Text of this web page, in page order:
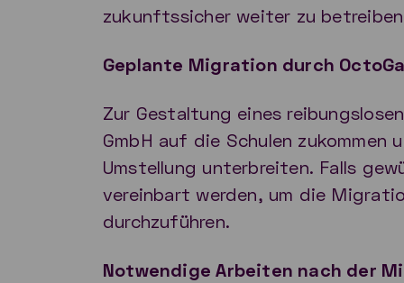
zukunftssicher weiter zu
Geplante Migration durch
Zur Gestaltung eines
GmbH auf die Schulen zukommen
Umstellung unterbreiten. Falls
vereinbart werden, um die
durchzuführen.
Notwendige Arbeiten nach der